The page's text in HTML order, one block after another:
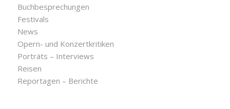
Buchbesprechungen
Festivals
News
Opern- und Konzertkritiken
Porträts – Interviews
Reisen
Reportagen – Berichte